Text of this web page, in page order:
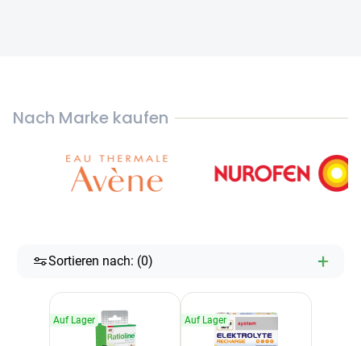
TestzentrumArzneimittel
&
Gesundheit
Hygiene &
Haushalt
Baby &
Familie
Sanitätshaus
Nach Marke kaufen
Sortieren nach: (0) +
Auf Lager Auf Lager